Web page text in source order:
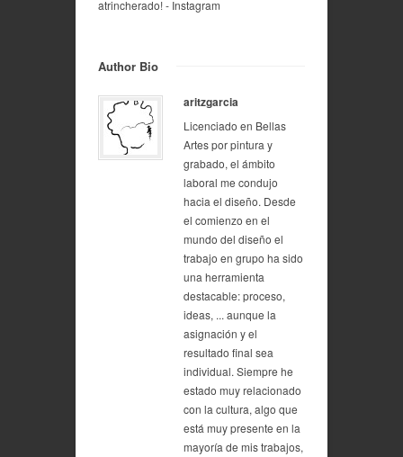
Author Bio
aritzgarcia
Licenciado en Bellas
Artes por pintura y
grabado, el ámbito
laboral me condujo
hacia el diseño. Desde
el comienzo en el
mundo del diseño el
trabajo en grupo ha sido
una herramienta
destacable: proceso,
ideas, ... aunque la
asignación y el
resultado final sea
individual. Siempre he
estado muy relacionado
con la cultura, algo que
está muy presente en la
mayoría de mis trabajos,